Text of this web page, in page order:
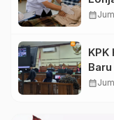
calendar_month
KPK
calendar_month